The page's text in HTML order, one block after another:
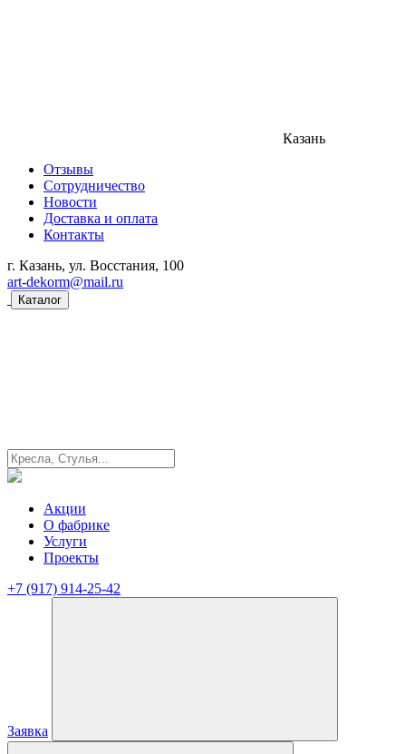
Казань
Отзывы
Сотрудничество
Новости
Доставка и оплата
Контакты
г. Казань, ул. Восстания, 100
art-dekorm@mail.ru
Каталог
Акции
О фабрике
Услуги
Проекты
+7 (917) 914-25-42
Заявка